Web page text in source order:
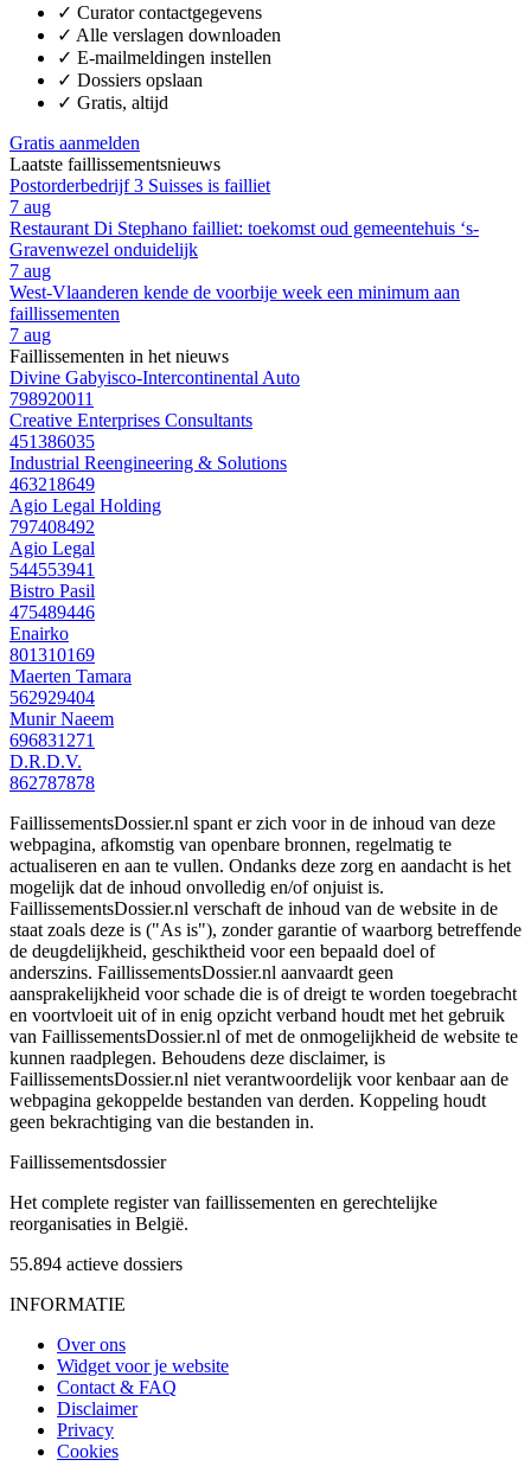
✓ Curator contactgegevens
✓ Alle verslagen downloaden
✓ E-mailmeldingen instellen
✓ Dossiers opslaan
✓ Gratis, altijd
Gratis aanmelden
Laatste faillissementsnieuws
Postorderbedrijf 3 Suisses is failliet
7 aug
Restaurant Di Stephano failliet: toekomst oud gemeentehuis ‘s-
Gravenwezel onduidelijk
7 aug
West-Vlaanderen kende de voorbije week een minimum aan
faillissementen
7 aug
Faillissementen in het nieuws
Divine Gabyisco-Intercontinental Auto
798920011
Creative Enterprises Consultants
451386035
Industrial Reengineering & Solutions
463218649
Agio Legal Holding
797408492
Agio Legal
544553941
Bistro Pasil
475489446
Enairko
801310169
Maerten Tamara
562929404
Munir Naeem
696831271
D.R.D.V.
862787878
FaillissementsDossier.nl spant er zich voor in de inhoud van deze
webpagina, afkomstig van openbare bronnen, regelmatig te
actualiseren en aan te vullen. Ondanks deze zorg en aandacht is het
mogelijk dat de inhoud onvolledig en/of onjuist is.
FaillissementsDossier.nl verschaft de inhoud van de website in de
staat zoals deze is ("As is"), zonder garantie of waarborg betreffende
de deugdelijkheid, geschiktheid voor een bepaald doel of
anderszins. FaillissementsDossier.nl aanvaardt geen
aansprakelijkheid voor schade die is of dreigt te worden toegebracht
en voortvloeit uit of in enig opzicht verband houdt met het gebruik
van FaillissementsDossier.nl of met de onmogelijkheid de website te
kunnen raadplegen. Behoudens deze disclaimer, is
FaillissementsDossier.nl niet verantwoordelijk voor kenbaar aan de
webpagina gekoppelde bestanden van derden. Koppeling houdt
geen bekrachtiging van die bestanden in.
Faillissementsdossier
Het complete register van faillissementen en gerechtelijke
reorganisaties in België.
55.894 actieve dossiers
INFORMATIE
Over ons
Widget voor je website
Contact & FAQ
Disclaimer
Privacy
Cookies